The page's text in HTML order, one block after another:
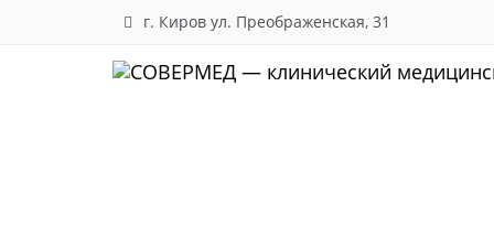
Skip to main content
г. Киров ул. Преображенская, 31
Навигация